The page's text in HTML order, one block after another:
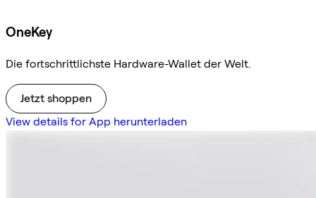
OneKey
Die fortschrittlichste Hardware-Wallet der Welt.
Jetzt shoppen
View details for App herunterladen